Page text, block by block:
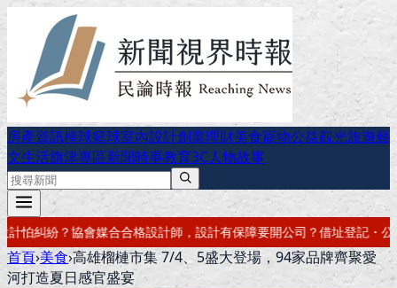
房產資訊棒球籃球室內設計創業理財美食寵物公益觀光旅遊藝
文生活旗津專區新聞時事教育3C人物故事
要開公司？借址登記・公司設立・工商登記一次辦好記帳報稅・節稅
首頁›美食›高雄榴槤市集 7/4、5盛大登場，94家品牌齊聚愛
河打造夏日感官盛宴